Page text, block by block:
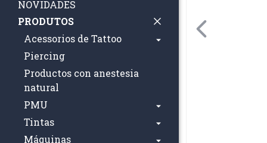
NOVIDADES
PRODUTOS
Acessorios de Tattoo
Piercing
Productos con anestesia
natural
PMU
Tintas
Máquinas